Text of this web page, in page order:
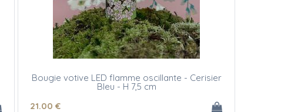
Bougie votive LED flamme oscillante - Cerisier
Bleu - H 7,5 cm
21.00 €